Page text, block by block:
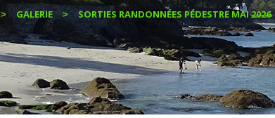
> GALERIE > SORTIES RANDONNÉES PÉDESTRE MAI 2026